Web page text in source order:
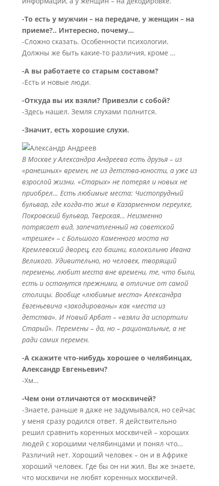
-То есть у мужчин – на передаче, у женщин – на
приеме?.. Интересно, почему…
-Сложно сказать. Особенности психологии.
Должны же быть какие-то различия, кроме …
-А вы работаете со старым составом?
-Есть и новые люди.
-Откуда вы их взяли? Привезли с собой?
-Здесь нашел. Земля слухами полнится.
-Значит, есть хорошие слухи.
В Москве у Александра Андреева есть друзья – из
«ранешных» времен, не из детства-юности, а уже из
взрослой жизни. «Старых» не потерял и новых не
приобрел… Есть любимые места: Чистопрудный
бульвар, где когда-то жил в Казарменном переулке,
Покровский бульвар, Тверская… Неизменно
потрясает вид, запечатленный на советской
«трешке» – с Большого Каменного моста на
Кремлевский дворец, его башни, колокольню Ивана
Великого. Удивительно, но человек, творящий
перемены, любит места вне времени, те, что были,
есть и останутся прежними, в отличие от самой
столицы. Вообще «любимые места» Александра
Евгеньевича «закодированы» как «места из
детства». И Новый Арбат – «взяли да испортили
Старый». Перемены – да, но – рациональные, а не
ради самих перемен.
-А скажите что-нибудь хорошее о челябинцах,
Александр Евгеньевич?
-Хм…
-Чем они отличаются от москвичей?
-Знаете, раньше я даже не задумывался, но сейчас
у меня сразу родился ответ. Я действительно
решил сравнить коренных москвичей – хороших
людей с хорошими челябинцами и понял что…
Различий нет. Хороший человек – он и в Африке
хороший человек. Где бы он ни жил. Вы же знаете,
что москвичи не любят коренных москвичей.